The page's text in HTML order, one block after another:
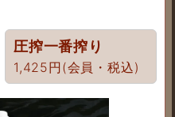
圧搾一番搾り
1,425円(会員・税込)